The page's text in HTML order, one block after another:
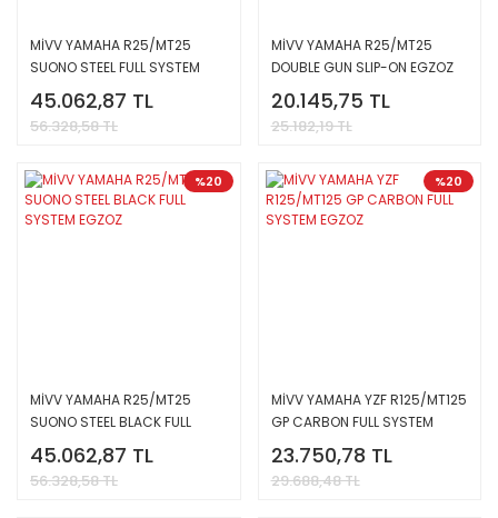
MİVV YAMAHA R25/MT25
SUONO STEEL FULL SYSTEM
EGZOZ
45.062,87 TL
56.328,58 TL
MİVV YAMAHA R25/MT25
DOUBLE GUN SLIP-ON EGZOZ
20.145,75 TL
25.182,19 TL
%20
MİVV YAMAHA R25/MT25
SUONO STEEL BLACK FULL
SYSTEM EGZOZ
45.062,87 TL
56.328,58 TL
%20
MİVV YAMAHA YZF R125/MT125
GP CARBON FULL SYSTEM
EGZOZ
23.750,78 TL
29.688,48 TL